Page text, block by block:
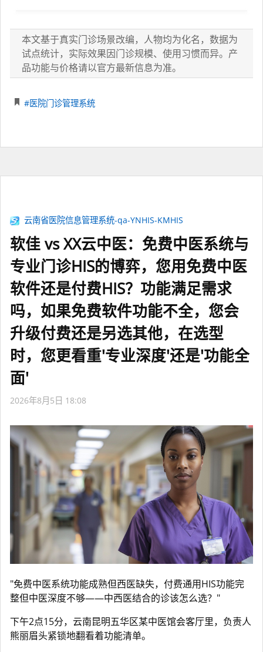
本文基于真实门诊场景改编，人物均为化名，数据为
试点统计，实际效果因门诊规模、使用习惯而异。产
品功能与价格请以官方最新信息为准。
#医院门诊管理系统
云南省医院信息管理系统-qa-YNHIS-KMHIS
软佳 vs XX云中医：免费中医系统与
专业门诊HIS的博弈，您用免费中医
软件还是付费HIS？功能满足需求
吗，如果免费软件功能不全，您会
升级付费还是另选其他，在选型
时，您更看重'专业深度'还是'功能全
面'
2026年8月5日 18:08
"免费中医系统功能成熟但西医缺失，付费通用HIS功能完
整但中医深度不够——中西医结合的诊该怎么选？"
下午2点15分，云南昆明五华区某中医馆会客厅里，负责人
熊丽眉头紧锁地翻看着功能清单。